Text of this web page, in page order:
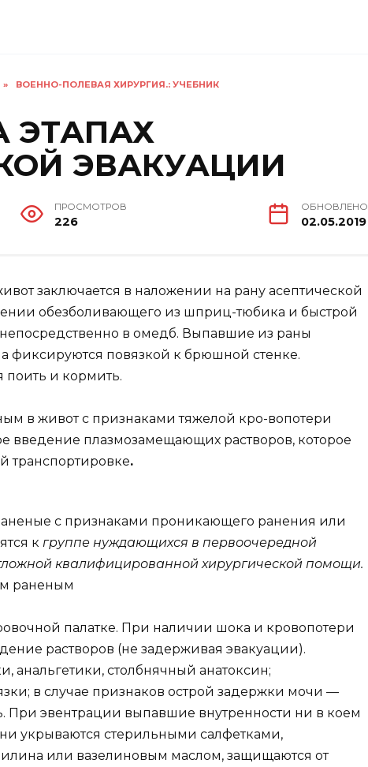
» ВОЕННО-ПОЛЕВАЯ ХИРУРГИЯ.: УЧЕБНИК
ЭТАПАХ
ЭВАКУАЦИИ
ПРОСМОТРОВ
226
ОБНОВЛЕНО
02.05.2019
заключается в наложении на рану асептической
обезболивающего из шприц-тюбика и быстрой
в омедб. Выпавшие из раны
фиксируются повязкой к брюшной стенке.
поить и кормить.
в живот с признаками тяжелой кро-вопотери
введение плазмозамещающих растворов, которое
транспортировке.
с признаками проникающего ранения или
к группе нуждающихся в первоочередной
квалифицированной хирургической помощи.
раненым
палатке. При наличии шока и кровопотери
растворов (не задерживая эвакуации).
анальгетики, столбнячный анатоксин;
в случае признаков острой задержки мочи —
При эвентрации выпавшие внутренности ни в коем
укрываются стерильными салфетками,
или вазелиновым маслом, защищаются от